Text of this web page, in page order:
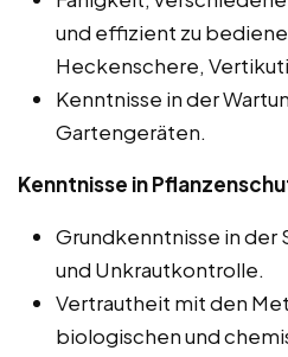
und effizient zu
Heckenschere,
Kenntnisse in der
Gartengeräten.
Kenntnisse in
Grundkenntnisse in
und Unkrautkontrolle.
Vertrautheit mit den
biologischen und